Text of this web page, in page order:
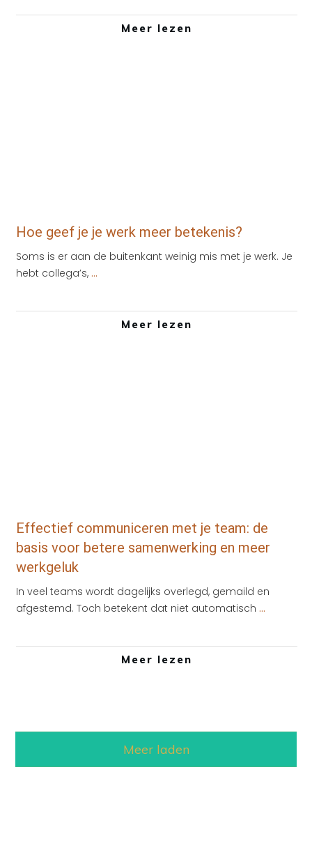
Meer lezen
Hoe geef je je werk meer betekenis?
Soms is er aan de buitenkant weinig mis met je werk. Je
hebt collega’s, ...
Meer lezen
Effectief communiceren met je team: de
basis voor betere samenwerking en meer
werkgeluk
In veel teams wordt dagelijks overlegd, gemaild en
afgestemd. Toch betekent dat niet automatisch ...
Meer lezen
Meer laden